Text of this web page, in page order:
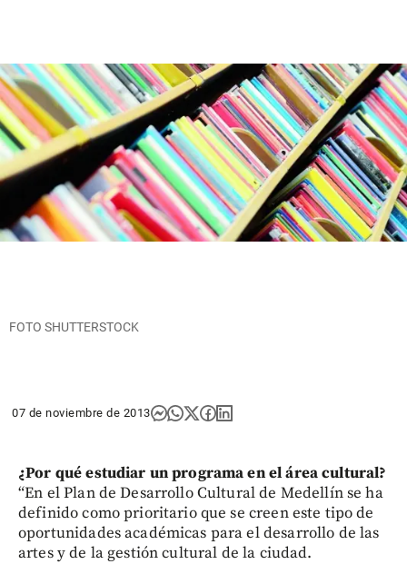
FOTO SHUTTERSTOCK
07 de noviembre de 2013
¿Por qué estudiar un programa en el área cultural?
“En el Plan de Desarrollo Cultural de Medellín se ha
definido como prioritario que se creen este tipo de
oportunidades académicas para el desarrollo de las
artes y de la gestión cultural de la ciudad.